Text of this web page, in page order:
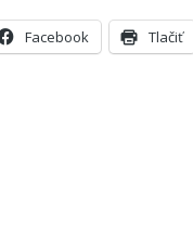
Facebook Tlačiť